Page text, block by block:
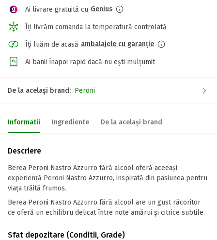
Ai livrare gratuită cu Genius
Îți livrăm comanda la temperatură controlată
Îți luăm de acasă ambalajele cu garanție
Ai banii înapoi rapid dacă nu ești mulțumit
De la același brand: Peroni
Informatii Ingrediente De la același brand
Descriere
Berea Peroni Nastro Azzurro fără alcool oferă aceeași
experiență Peroni Nastro Azzurro, inspirată din pasiunea pentru
viața trăită frumos.
Berea Peroni Nastro Azzurro fără alcool are un gust răcoritor
ce oferă un echilibru delicat între note amărui și citrice subtile.
Sfat depozitare (Conditii, Grade)